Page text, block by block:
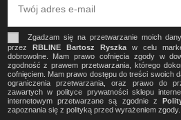
Zgadzam się na przetwarzanie moich
przez
RBLINE Bartosz Ryszkaw celu
dobrowolne. Mam prawo cofnięcia zgody w
zgodność z prawem przetwarzania, którego
cofnięciem. Mam prawo dostępu do treści swoich
ograniczenia przetwarzania, oraz prawo do
zawartych w polityce prywatności sklepu
internetowym przetwarzane są zgodnie z
zapoznania się z polityką przed wyrażeniem zgody.